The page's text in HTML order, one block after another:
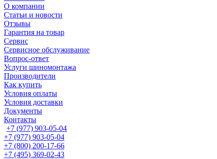
О компании
Статьи и новости
Отзывы
Гарантия на товар
Сервис
Сервисное обслуживание
Вопрос-ответ
Услуги шиномонтажа
Производители
Как купить
Условия оплаты
Условия доставки
Документы
Контакты
+7 (977) 903-05-04
+7 (977) 903-05-04
+7 (800) 200-17-66
+7 (495) 369-02-43